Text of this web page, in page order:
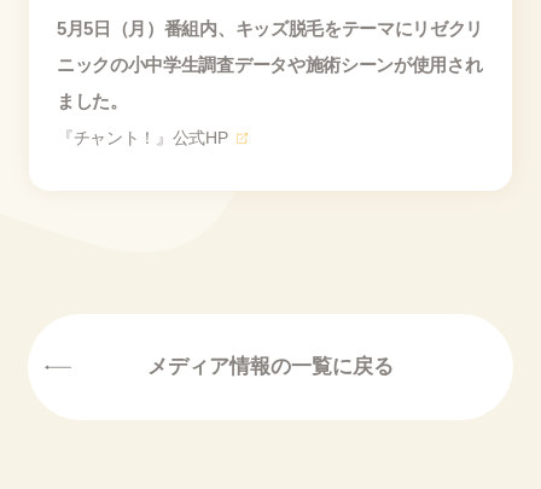
5月5日（月）番組内、キッズ脱毛をテーマにリゼクリ
ニックの小中学生調査データや施術シーンが使用され
ました。
『チャント！』公式HP
メディア情報の一覧に戻る